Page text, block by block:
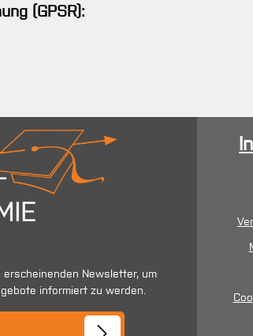
(GPSR):
Newsletter, um
informiert zu werden.